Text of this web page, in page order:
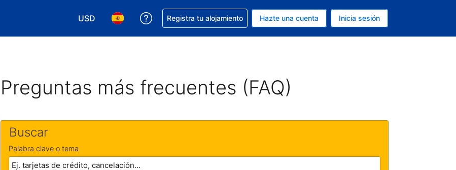
USD
Elegir tu moneda. Tu moneda actual es Dólar de EEUU
Elegir el idioma que prefieres. Tu idioma actual es Español
Obtener ayuda con la reserva
Registra tu alojamiento Hazte una cuenta Inicia sesión
Preguntas más frecuentes (FAQ)
Buscar
Palabra clave o tema